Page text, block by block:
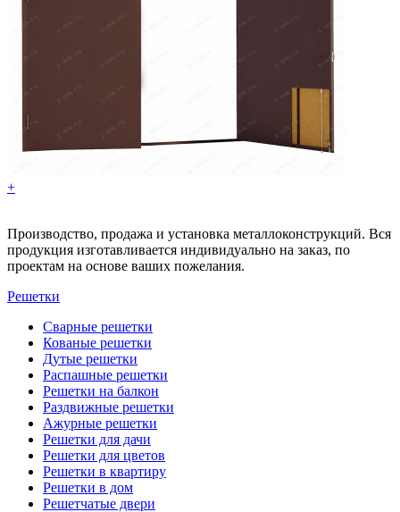
+
Производство, продажа и установка металлоконструкций. Вся
продукция изготавливается индивидуально на заказ, по
проектам на основе ваших пожелания.
Решетки
Сварные решетки
Кованые решетки
Дутые решетки
Распашные решетки
Решетки на балкон
Раздвижные решетки
Ажурные решетки
Решетки для дачи
Решетки для цветов
Решетки в квартиру
Решетки в дом
Решетчатые двери